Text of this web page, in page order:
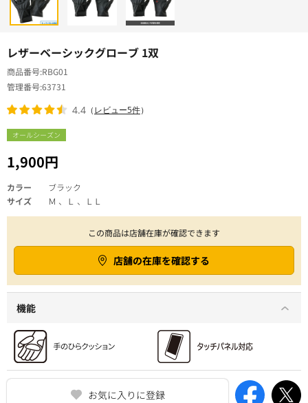
レザーベーシックグローブ 1双
オールシーズン
1,900円
商品番号 RBG01
管理番号63731
4.4 （レビュー5件）
お気に入りに登録
カラー
ブラック
サイズ
Ｍ 、Ｌ 、ＬＬ
この商品は店舗在庫が確認できます
店舗の在庫を確認する
機能